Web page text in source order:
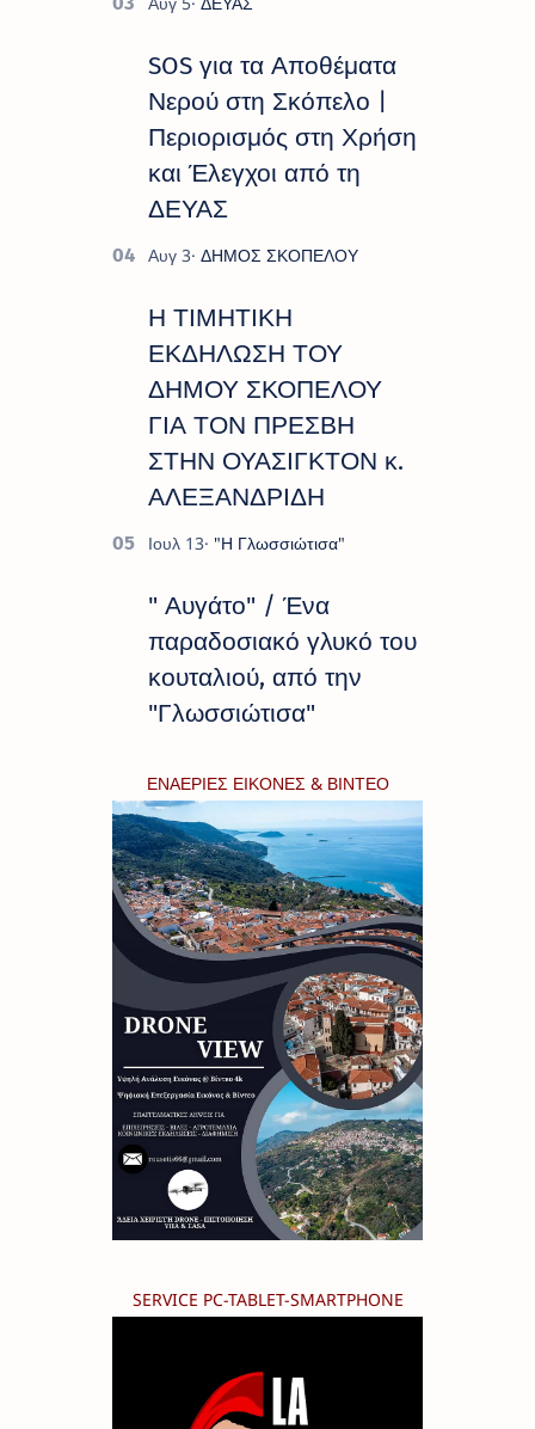
SOS για τα Αποθέματα
Νερού στη Σκόπελο |
Περιορισμός στη Χρήση
και Έλεγχοι από τη
ΔΕΥΑΣ
Η ΤΙΜΗΤΙΚΗ
ΕΚΔΗΛΩΣΗ ΤΟΥ
ΔΗΜΟΥ ΣΚΟΠΕΛΟΥ
ΓΙΑ ΤΟΝ ΠΡΕΣΒΗ
ΣΤΗΝ ΟΥΑΣΙΓΚΤΟΝ κ.
ΑΛΕΞΑΝΔΡΙΔΗ
" Αυγάτο" / Ένα
παραδοσιακό γλυκό του
κουταλιού, από την
"Γλωσσιώτισα"
ΕΝΑΕΡΙΕΣ ΕΙΚΟΝΕΣ & ΒΙΝΤΕΟ
SERVICE PC-TABLET-SMARTPHONE